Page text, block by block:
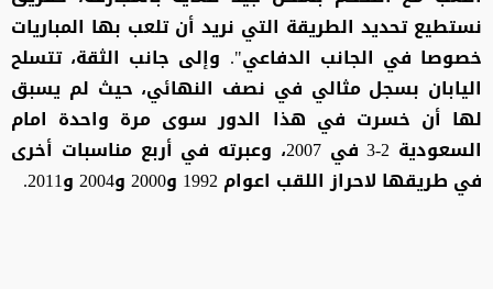
نستطيع تحديد الطريقة التي نريد أن تلعب بها المباريات
خصوصا في الجانب الدفاعي". وإلى جانب الثقة، تتسلح
اليابان بسجل مثالي في نصف النهائي، حيث لم يسبق
لها أن خسرت في هذا الدور سوى مرة واحدة امام
السعودية 2-3 في 2007، وعبرته في أربع مناسبات أخرى
في طريقها لاحراز اللقب اعوام 1992 و2000 و2004 و2011.